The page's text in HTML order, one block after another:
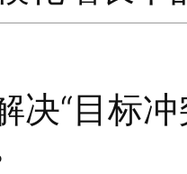
的运营
模化